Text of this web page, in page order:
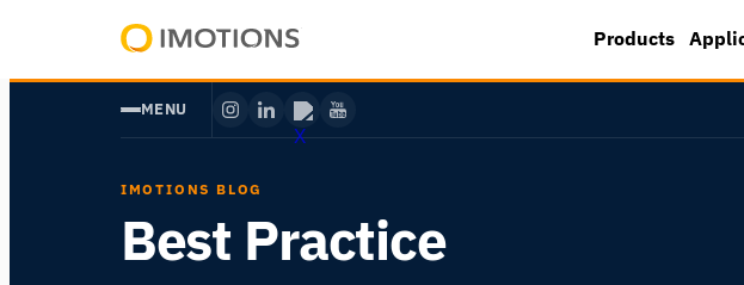
contenu
Human
Products
MENU
IMOTIONS BLOG
Best Practice